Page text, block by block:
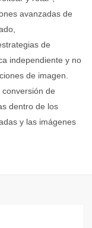
avanzadas de
de
independiente y no
de imagen.
de
dentro de los
y las imágenes